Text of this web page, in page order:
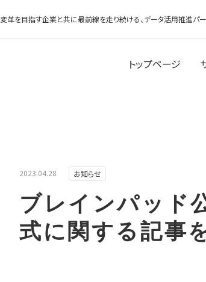
変革を目指す企業と共に最前線を走り続ける、データ活用推進パ
トップページ
2023.04.28 お知らせ
ブレインパッド
式に関する記事